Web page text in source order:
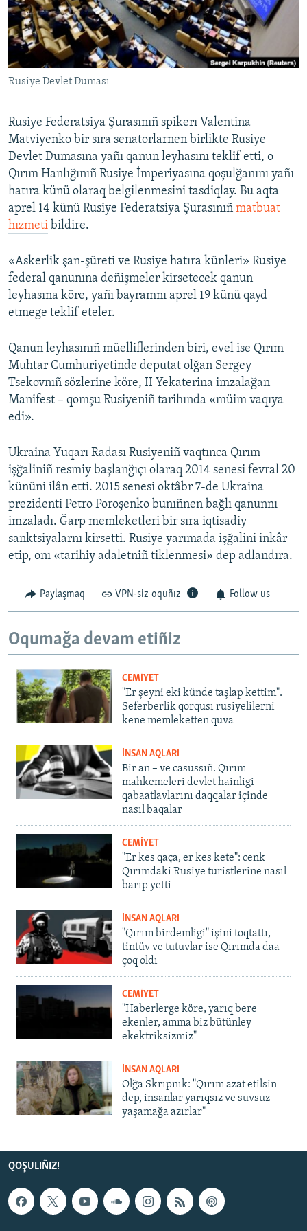
Русский
Українською
QOŞULIÑIZ!
RFE/RS bütün saytları
Rusiye Devlet Duması
Rusiye Federatsiya Şurasınıñ spikerı Valentina
Matviyenko bir sıra senatorlarnen birlikte Rusiye
Devlet Dumasına yañı qanun leyhasını teklif etti, o
Qırım Hanlığınıñ Rusiye İmperiyasına qoşulğanını yañı
hatıra künü olaraq belgilenmesini tasdiqlay. Bu aqta
aprel 14 künü Rusiye Federatsiya Şurasınıñ matbuat
hızmeti bildire.
«Askerlik şan-şüreti ve Rusiye hatıra künleri» Rusiye
federal qanunına deñişmeler kirsetecek qanun
leyhasına köre, yañı bayramnı aprel 19 künü qayd
etmege teklif eteler.
Qanun leyhasınıñ müelliflerinden biri, evel ise Qırım
Muhtar Cumhuriyetinde deputat olğan Sergey
Tsekovnıñ sözlerine köre, II Yekaterina imzalağan
Manifest – qomşu Rusiyeniñ tarihında «müim vaqıya
edi».
Ukraina Yuqarı Radası Rusiyeniñ vaqtınca Qırım
işğaliniñ resmiy başlanğıçı olaraq 2014 senesi fevral 20
kününi ilân etti. 2015 senesi oktâbr 7-de Ukraina
prezidenti Petro Poroşenko bunıñnen bağlı qanunnı
imzaladı. Ğarp memleketleri bir sıra iqtisadiy
sanktsiyalarnı kirsetti. Rusiye yarımada işğalini inkâr
etip, onı «tarihiy adaletniñ tiklenmesi» dep adlandıra.
Paylaşmaq VPN-siz oquñız Follow us
Oqumağa devam etiñiz
CEMİYET
"Er şeyni eki künde taşlap kettim".
Seferberlik qorqusı rusiyelilerni
kene memleketten quva
İNSAN AQLARI
Bir an – ve casussıñ. Qırım
mahkemeleri devlet hainligi
qabaatlavlarını daqqalar içinde
nasıl baqalar
CEMİYET
"Er kes qaça, er kes kete": cenk
Qırımdaki Rusiye turistlerine nasıl
barıp yetti
İNSAN AQLARI
"Qırım birdemligi" işini toqtattı,
tintüv ve tutuvlar ise Qırımda daa
çoq oldı
CEMİYET
"Haberlerge köre, yarıq bere
ekenler, amma biz bütünley
ekektriksizmiz"
İNSAN AQLARI
Olğa Skrıpnık: "Qırım azat etilsin
dep, insanlar yarıqsız ve suvsuz
yaşamağa azırlar"
QOŞULIÑIZ!